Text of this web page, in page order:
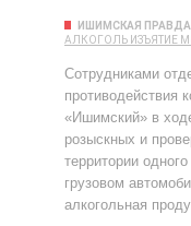
ИШИМСКАЯ ПРАВДА
АЛКОГОЛЬ ИЗЪЯТИЕ
Сотрудниками
«Ишимский» в
розыскных и
территории
грузовом
алкогольная